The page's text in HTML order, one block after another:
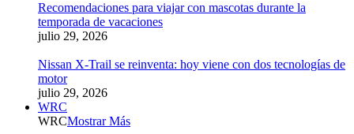
Recomendaciones para viajar con mascotas durante la
temporada de vacaciones
julio 29, 2026
Nissan X-Trail se reinventa: hoy viene con dos tecnologías de
motor
julio 29, 2026
WRC
WRCMostrar Más